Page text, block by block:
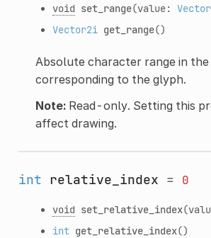
void set_range(value:
Vector2i get_range()
Absolute character range in the
corresponding to the glyph.
Note:Read-only. Setting this
affect drawing.
int relative_index = 0
void set_relative_index
int get_relative_index()